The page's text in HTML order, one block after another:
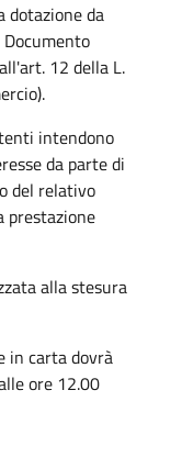
dotazione da
12 della L.
intendono
da parte di
del relativo
prestazione
alla stesura
in carta dovrà
ore 12.00